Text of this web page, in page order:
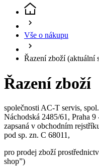
Řazení zboží(aktuální
Řazení zboží
společnosti AC-T servis,
zapsaná v obchodním
pod sp. zn. C 68011,
pro prodej zboží
Pokud přejdete do sekce